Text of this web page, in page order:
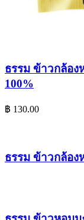
ธรรม ข้าวกล้อ
100%
฿ 130.00
ธรรม ข้าวกล้อ